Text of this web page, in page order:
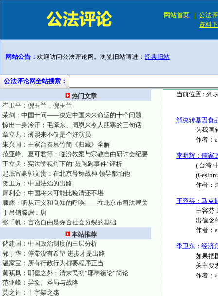
网站首页 | 公法
资料
网站公告： 欢迎访问公法评论网。浏览旧站请进： 经典旧站
公法评论网全站搜索：
热门文章
崔卫平：倪玉兰，倪玉兰
荣剑：中国十问——决定中国未来命运的十个问题
惊出一身冷汗：毛泽东、周恩来令人胆寒的三句话
章立凡：薄熙来不仅是个好演员
朱兴国：王家台秦墓竹简《归藏》全解
范亚峰、夏可君等：临汾教案与宗教自由研讨会纪要
王立兵：宪法学视角下的“范跑跑事件”评析
起底富豪郭文贵：在北京号称战神 领导都怕他
贺卫方：中国法治的出路
犀利公：中国将来可能比晚清还不堪
滕彪：听从正义和良知的呼唤——在北京市司法局关
于吊销滕彪：唐
张千帆：言论自由是弥合社会分裂的基础
本站推荐
储建国：中国政治制度的三层分析
郭于华：停滞没有希望 进步才是出路
温家宝：所有行政行为都要程序正当
黄蕉风：耶儒之外：清末民初“耶墨衡论”简论
范亚峰：异象、圣局与战略
莫之许：十字架之殇
当前位置 : 列
解决转基因食
为我国
作者：
李明辉：儒家
( 台湾
作者：
王容芬：马克
王容芬
出信念
作者：
季卫东：经济
如果把
关主要
作者：